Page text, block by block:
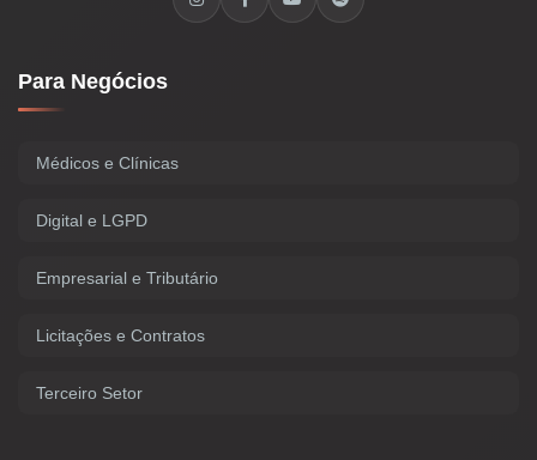
Para Negócios
Médicos e Clínicas
Digital e LGPD
Empresarial e Tributário
Licitações e Contratos
Terceiro Setor